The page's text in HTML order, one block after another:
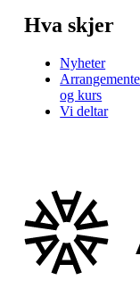
Hva skjer
Nyheter
og kurs
Vi deltar